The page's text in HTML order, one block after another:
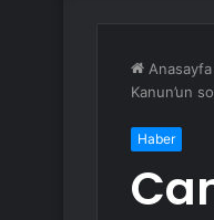
Anasayfa
Kanun’un
Haber